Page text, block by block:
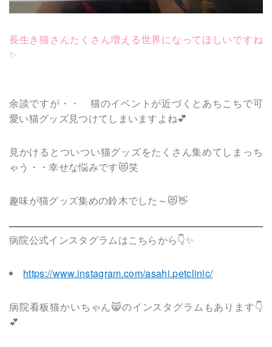
長生き猫さんたくさん増える世界になってほしいですね
✨
余談ですが・・ 猫のイベントが近づくとあちこちで可
愛い猫グッズ見つけてしまいますよね💕
見かけるとついつい猫グッズをたくさん集めてしまっち
ゃう・・幸せな悩みです😻笑
趣味が猫グッズ集めの鈴木でした～😻👋
病院公式インスタグラムはこちらから👇✨
https://www.instagram.com/asahi.petclinic/
病院看板猫かいちゃん😸のインスタグラムもあります👇
💕